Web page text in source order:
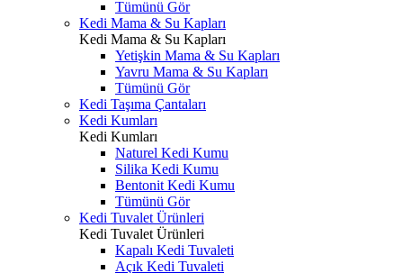
Tümünü Gör
Kedi Mama & Su Kapları
Kedi Mama & Su Kapları
Yetişkin Mama & Su Kapları
Yavru Mama & Su Kapları
Tümünü Gör
Kedi Taşıma Çantaları
Kedi Kumları
Kedi Kumları
Naturel Kedi Kumu
Silika Kedi Kumu
Bentonit Kedi Kumu
Tümünü Gör
Kedi Tuvalet Ürünleri
Kedi Tuvalet Ürünleri
Kapalı Kedi Tuvaleti
Açık Kedi Tuvaleti